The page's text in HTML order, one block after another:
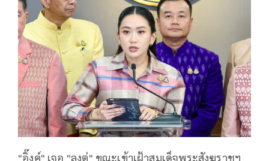
"อิ๊งค์" เจอ "ลุงตู่" ขณะเข้าเฝ้าสมเด็จพระสังฆราชฯ